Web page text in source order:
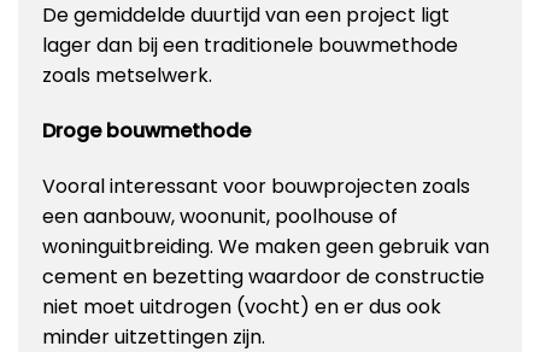
De gemiddelde duurtijd van een project ligt
lager dan bij een traditionele bouwmethode
zoals metselwerk.
Droge bouwmethode
Vooral interessant voor bouwprojecten zoals
een aanbouw, woonunit, poolhouse of
woninguitbreiding. We maken geen gebruik van
cement en bezetting waardoor de constructie
niet moet uitdrogen (vocht) en er dus ook
minder uitzettingen zijn.